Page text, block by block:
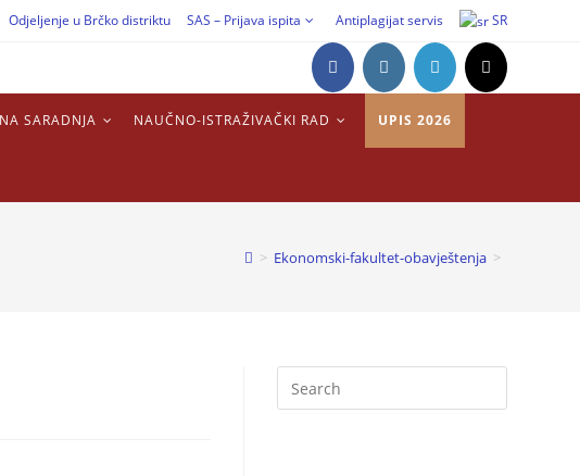
Odjeljenje u Brčko distriktu SAS – Prijava ispita Antiplagijat servis SR
SARADNJA NAUČNO-ISTRAŽIVAČKI RAD UPIS 2026
> Ekonomski-fakultet-obavještenja >